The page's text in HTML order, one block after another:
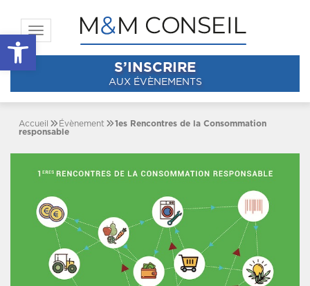
Ouvrir la barre d’outils
Toggle navigation
S’INSCRIRE
AUX ÉVÈNEMENTS
Accueil Évènement
1es Rencontres de la Consommation
responsable